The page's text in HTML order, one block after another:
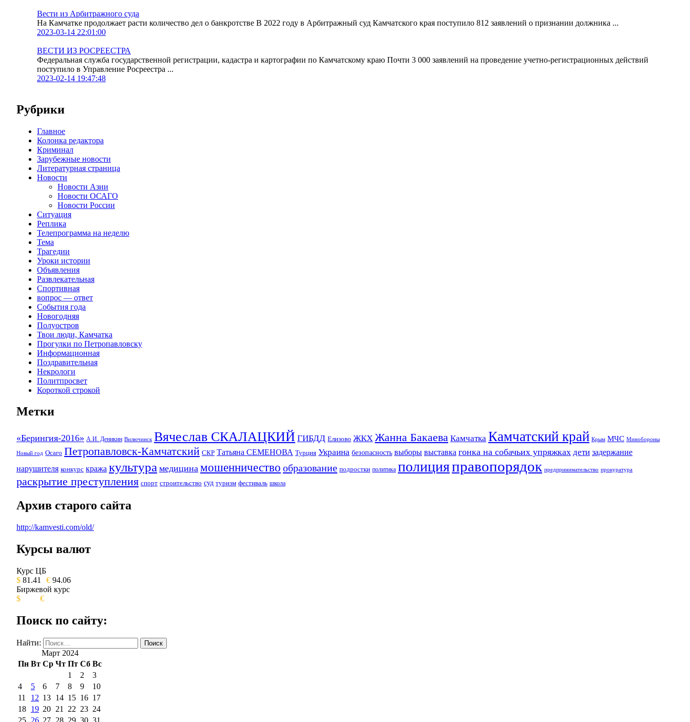
Вести из Арбитражного суда
На Камчатке продолжает расти количество дел о банкротстве В 2022 году в Арбитражный суд Камчатского края поступило 812 заявлений о признании должника ...
2023-03-14 22:01:00
ВЕСТИ ИЗ РОСРЕЕСТРА
Федеральная служба государственной регистрации, кадастра и картографии по Камчатскому краю Почти 3 000 заявлений на проведение учетно-регистрационных действий
поступило в Управление Росреестра ...
2023-02-14 19:47:48
Рубрики
Главное
Колонка редактора
Криминал
Зарубежные новости
Литературная страница
Новости
Новости Азии
Новости ОСАГО
Новости России
Ситуация
Реплика
Телепрограмма на неделю
Тема
Трагедии
Уроки истории
Объявления
Развлекательная
Спортивная
вопрос — ответ
События года
Новогодняя
Полуостров
Твои люди, Камчатка
Прогулки по Петропавловску
Информационная
Поздравительная
Некрологи
Политпросвет
Короткой строкой
Метки
«Берингия-2016» А.И. Деникин Вилючинск Вячеслав СКАЛАЦКИЙ ГИБДД Елизово ЖКХ Жанна Бакаева Камчатка Камчатский край Крым МЧС Минобороны
Новый год Осаго Петропавловск-Камчатский СКР Татьяна СЕМЕНОВА Турция Украина безопасность выборы выставка гонка на собачьих упряжках дети задержание
нарушителя конкурс кража культура медицина мошенничество образование подростки политика полицияправопорядок предпринимательство прокуратура
раскрытие преступления спорт строительство суд туризм фестиваль школа
Архив старого сайта
http://kamvesti.com/old/
ОБЩЕСТВЕННО-ПОЛИТИЧЕСКОЕ ИЗДАНИЕ КАМЧАТСКОГО КРАЯ.
Курсы валют
Курс ЦБ
$ 81.41 € 94.06
Биржевой курс
$
€
Поиск по сайту:
Найти:
Март 2024
Пн Вт Ср Чт Пт Сб Вс
1
2
3
4
5 6 7 8 9
10
11
12 13 14 15 16 17
18 19 20 21 22 23 24
25 26 27 28 29 30 31